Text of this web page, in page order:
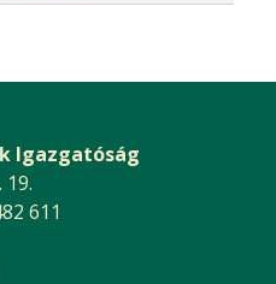
Igazgatóság
19.
611